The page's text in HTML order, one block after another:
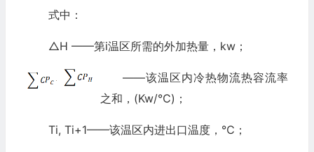
式中：
△H ——第i温区所需的外加热量，kw；
——该温区内冷热物流热容流率
之和，(Kw/℃)；
Ti, Ti+1——该温区内进出口温度，℃；